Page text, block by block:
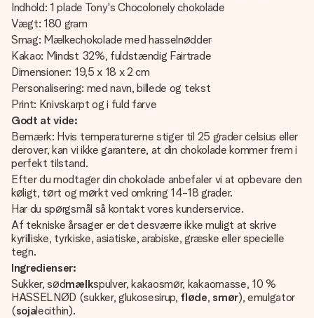
Indhold: 1 plade Tony's Chocolonely chokolade
Vægt: 180 gram
Smag: Mælkechokolade med hasselnødder
Kakao: Mindst 32%, fuldstændig Fairtrade
Dimensioner: 19,5 x 18 x 2 cm
Personalisering: med navn, billede og tekst
Print: Knivskarpt og i fuld farve
Godt at vide:
Bemærk: Hvis temperaturerne stiger til 25 grader celsius eller
derover, kan vi ikke garantere, at din chokolade kommer frem i
perfekt tilstand.
Efter du modtager din chokolade anbefaler vi at opbevare den
køligt, tørt og mørkt ved omkring 14-18 grader.
Har du spørgsmål så kontakt vores kunderservice.
Af tekniske årsager er det desværre ikke muligt at skrive
kyrilliske, tyrkiske, asiatiske, arabiske, græske eller specielle
tegn.
Ingredienser:
Sukker, sødmælkspulver, kakaosmør, kakaomasse, 10 %
HASSELNØD (sukker, glukosesirup, fløde, smør), emulgator
(sojalecithin).